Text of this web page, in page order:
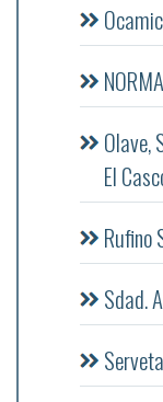
Olave,
El
Rufino
Sdad.